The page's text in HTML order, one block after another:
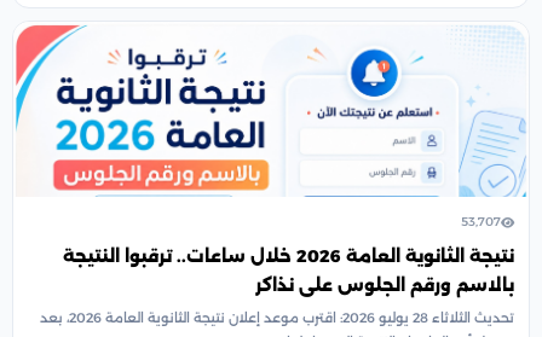
53,707
نتيجة الثانوية العامة 2026 خلال ساعات.. ترقبوا النتيجة
بالاسم ورقم الجلوس على نذاكر
تحديث الثلاثاء 28 يوليو 2026: اقترب موعد إعلان نتيجة الثانوية العامة 2026، بعد